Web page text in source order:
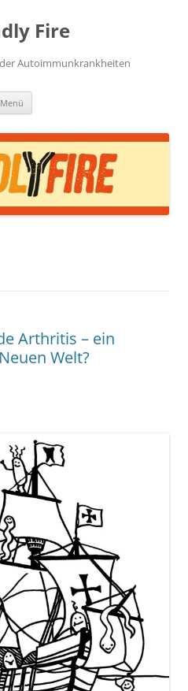
Fire
Autoimmunkrankheiten
Menü
Arthritis – ein
Welt?